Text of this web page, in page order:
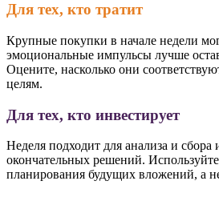
Для тех, кто тратит
Крупные покупки в начале недели
эмоциональные импульсы лучше
Оцените, насколько они
целям.
Для тех, кто инвестирует
Неделя подходит для анализа и
окончательных решений.
планирования будущих вложений, а